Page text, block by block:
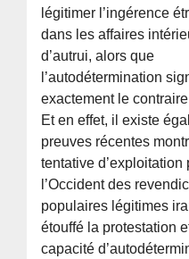
légitimer l’ingérence
dans les affaires
d’autrui, alors que
l’autodétermination
exactement le
Et en effet, il existe
preuves récentes
tentative d’exploitation
l’Occident des
populaires légitimes
étouffé la protestation
capacité